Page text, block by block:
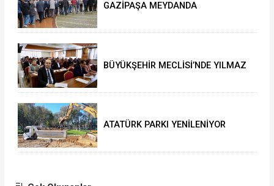
GAZİPAŞA MEYDANDA
BÜYÜKŞEHİR MECLİSİ’NDE YILMAZ
ATATÜRK PARKI YENİLENİYOR